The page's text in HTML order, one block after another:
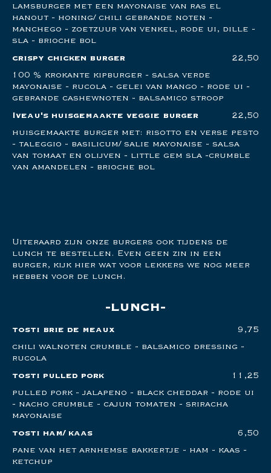
lamsburger met een mayonaise van ras el
hanout - honing/ chili gebrande noten -
manchego - zoetzuur van venkel, rode ui, dille -
sla - brioche bol
crispy chicken burger
22,50
100 % krokante kipburger - salsa verde
mayonaise - rucola - gelei van mango - rode ui -
gebrande cashewnoten - balsamico stroop
Iveau's huisgemaakte veggie burger
22,50
huisgemaakte burger met: risotto en verse pesto
- taleggio - basilicum/ salie mayonaise - salsa
van tomaat en olijven - little gem sla -crumble
van amandelen - brioche bol
Uiteraard zijn onze burgers ook tijdens de
lunch te bestellen. Even geen zin in een
burger, kijk hier wat voor lekkers we nog meer
hebben voor de lunch.
lunch
tosti brie de meaux
9,75
chili walnoten crumble - balsamico dressing -
rucola
tosti pulled pork
11,25
pulled pork - jalapeno - black cheddar - rode ui
- nacho crumble - cajun tomaten - sriracha
mayonaise
tosti ham/ kaas
6,50
pane van het arnhemse bakkertje - ham - kaas -
ketchup